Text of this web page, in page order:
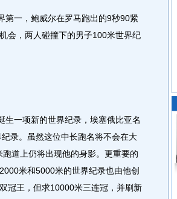
一，鲍威尔在罗马跑出的9秒90紧
会，两人碰撞下的男子100米世界纪
一项新的世界纪录，埃塞俄比亚名
录。虽然这位中长跑名将不会在大
道上仍将出现他的身影。更重要的
米和5000米的世界纪录也由他创
冠王，但求10000米三连冠，并刷新